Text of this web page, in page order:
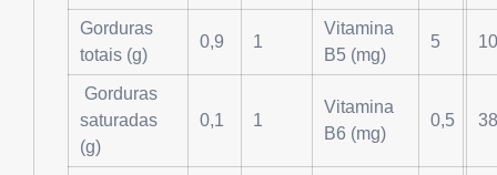
Gorduras
totais (g)
0,9 1
Vitamina
B5 (mg)
5
Gorduras
saturadas
(g)
0,1 1
Vitamina
B6 (mg)
0,5 38